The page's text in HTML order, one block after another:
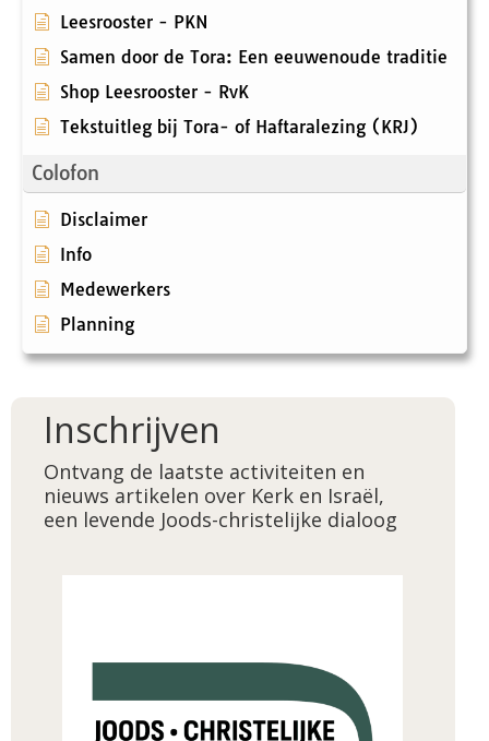
Leesrooster - PKN
Samen door de Tora: Een eeuwenoude traditie
Shop Leesrooster - RvK
Tekstuitleg bij Tora- of Haftaralezing (KRJ)
Colofon
Disclaimer
Info
Medewerkers
Planning
Inschrijven
Ontvang de laatste activiteiten en
nieuws artikelen over Kerk en Israël,
een levende Joods-christelijke dialoog